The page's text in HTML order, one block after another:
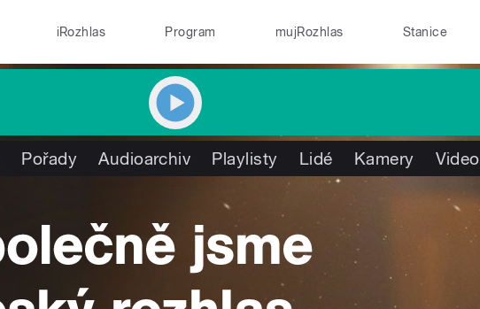
iRozhlas Program mujRozhlas Stanice
Pořady Audioarchiv Playlisty Lidé Kamery Video